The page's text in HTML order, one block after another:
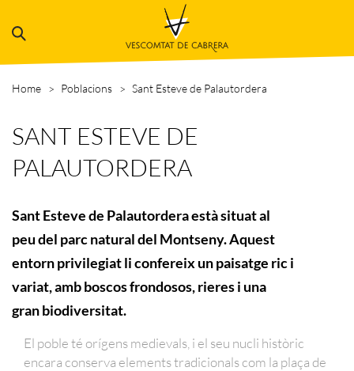
Home Poblacions Sant Esteve de Palautordera
SANT ESTEVE DE
PALAUTORDERA
Sant Esteve de Palautordera està situat al
peu del parc natural del Montseny. Aquest
entorn privilegiat li confereix un paisatge ric i
variat, amb boscos frondosos, rieres i una
gran biodiversitat.
El poble té orígens medievals, i el seu nucli històric
encara conserva elements tradicionals com la plaça de